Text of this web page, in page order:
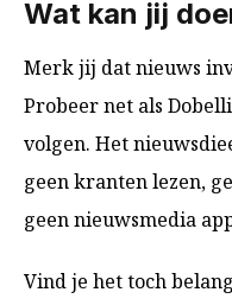
Wat kan jij
Merk jij dat nieuws
Probeer net als
volgen. Het
geen kranten lezen,
geen nieuwsmedia
Vind je het toch